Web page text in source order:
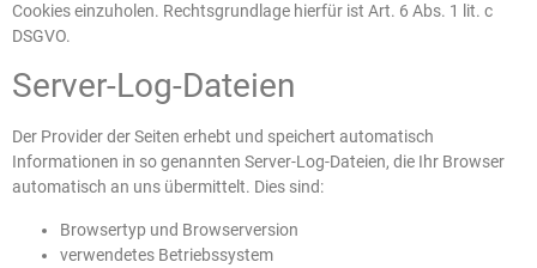
Cookies einzuholen. Rechtsgrundlage hierfür ist Art. 6 Abs. 1 lit. c
DSGVO.
Server-Log-Dateien
Der Provider der Seiten erhebt und speichert automatisch
Informationen in so genannten Server-Log-Dateien, die Ihr Browser
automatisch an uns übermittelt. Dies sind:
Browsertyp und Browserversion
verwendetes Betriebssystem